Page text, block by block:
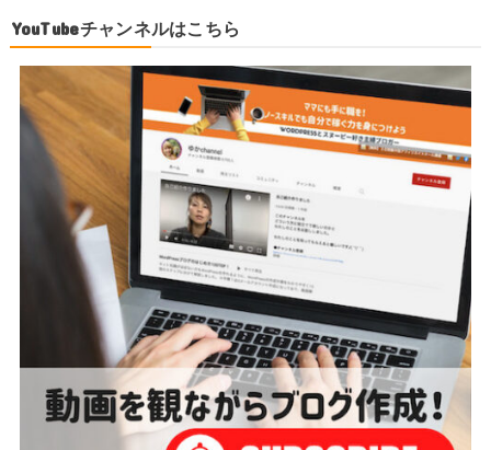
YouTubeチャンネルはこちら